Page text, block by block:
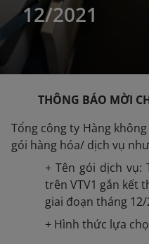
12/2021
THÔNG BÁO MỜI
Tổng công ty Hàng
gói hàng hóa/ dịch vụ
+ Tên gói dịch vụ:
trên VTV1 gắn kết
giai đoạn tháng 12/
+ Hình thức lựa